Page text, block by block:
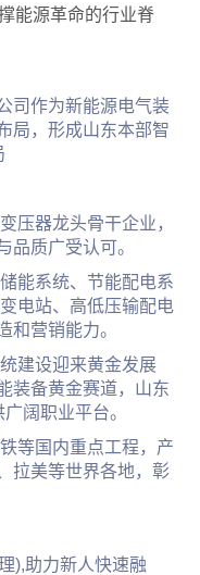
能源革命的行业脊
司作为新能源电气装
局，形成山东本部智
压器龙头骨干企业，
品质广受认可。
能系统、节能配电系
电站、高低压输配电
和营销能力。
建设迎来黄金发展
装备黄金赛道，山东
阔职业平台。
等国内重点工程，产
拉美等世界各地，彰
),助力新人快速融